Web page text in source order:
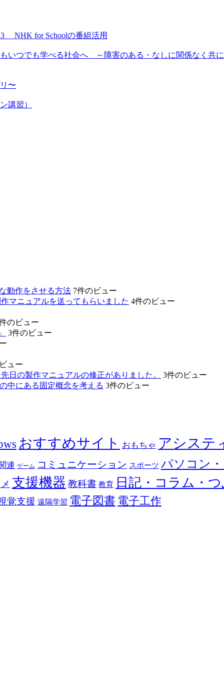
NHK for Schoolの番組活用
いつでも学べる社会へ ～障害のある・なしに関係なく共
〜
講習）
動作をさせる方法 7件のビュー
マニュアルを送ってもらいました 4件のビュー
のビュー
3件のビュー
ュー
日の製作マニュアルの修正がありました。
3件のビュー
中にある固定概念を考える 3件のビュー
おすすめサイト おもちゃ アシステ
連 ゲーム コミュニケーション スポーツ パソコン
支援機器 教科書 教育
日記・コラム・
覚支援 遠隔学習 電子図書 電子工作